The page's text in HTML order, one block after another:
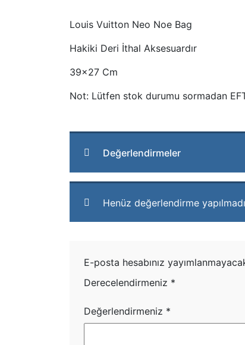
Louis Vuitton Neo Noe Bag
Hakiki Deri İthal Aksesuardır
39×27 Cm
Not: Lütfen stok durumu sormadan
Değerlendirmeler
Henüz değerlendirme
E-posta hesabınız
Derecelendirmeniz *
Değerlendirmeniz *